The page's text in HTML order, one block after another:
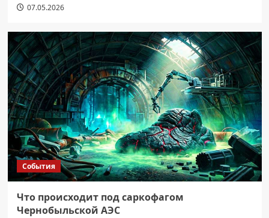
07.05.2026
События
Что происходит под саркофагом
Чернобыльской АЭС